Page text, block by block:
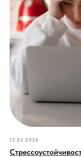
12.02.2026